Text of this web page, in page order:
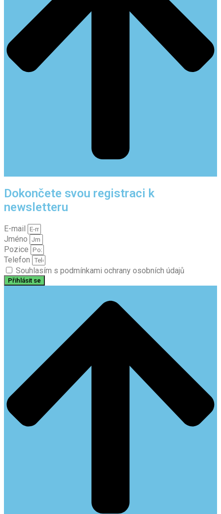
Dokončete svou registraci k
newsletteru
E-mail
Jméno
Pozice
Telefon
Souhlasím s podmínkami ochrany osobních údajů
Přihlásit se